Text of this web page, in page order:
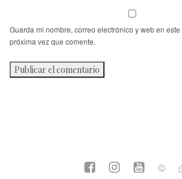
Guarda mi nombre, correo electrónico y web en
próxima vez que comente.